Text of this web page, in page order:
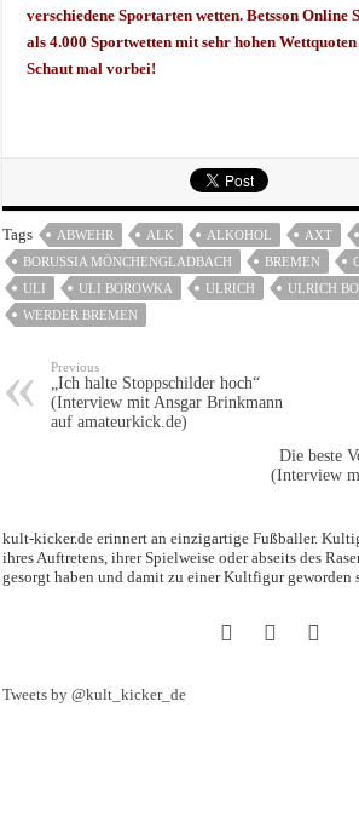
verschiedene Sportarten wetten. Betsson Online
als 4.000 Sportwetten mit sehr hohen
Schaut mal vorbei!
Tags ABWEHR ALK ALKOHOL AXT
BORUSSIA MÖNCHENGLADBACH
BREMEN
ULI
ULI BOROWKA ULRICH ULRICH
WERDER BREMEN
Previous
„Ich halte Stoppschilder hoch“
(Interview mit Ansgar Brinkmann
auf amateurkick.de)
Die beste
(Interview
kult-kicker.de erinnert an einzigartige Fußballer.
ihres Auftretens, ihrer Spielweise oder abseits des
gesorgt haben und damit zu einer Kultfigur geworden
Tweets by @kult_kicker_de